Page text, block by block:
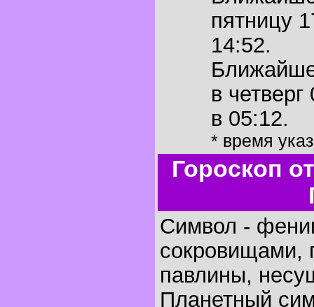
пятницу
14:52.
в
в 05:12.
* время
Гороскоп
Символ -
сокровищами,
павлины,
Планетный